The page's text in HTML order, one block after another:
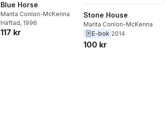
Blue Horse
Marita Conlon-McKenna
Häftad, 1996
117 kr
Stone House
Marita Conlon-McKenna
E-bok 2014
100 kr